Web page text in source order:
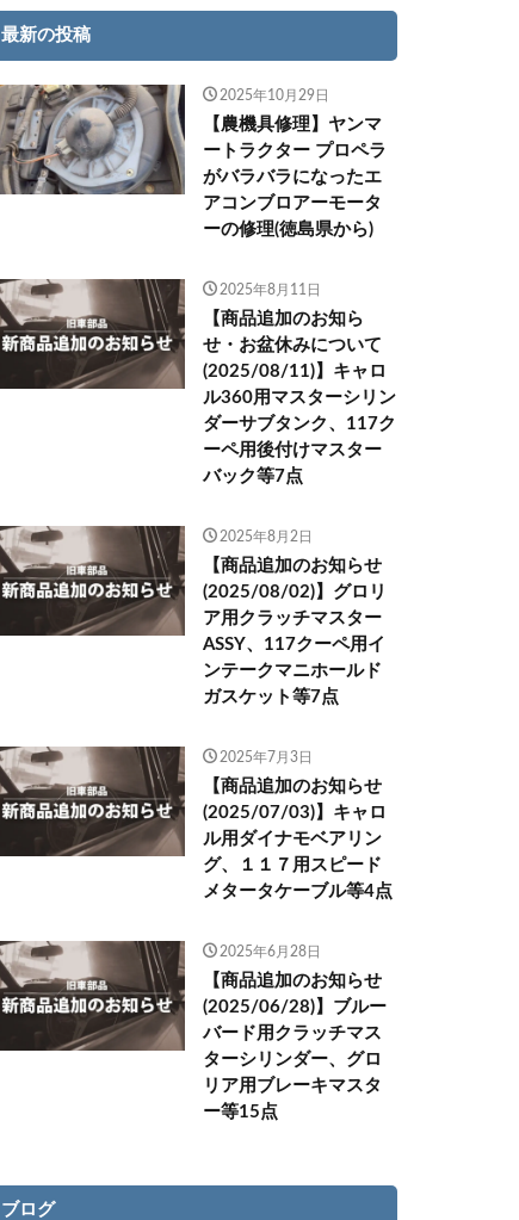
最新の投稿
2025年10月29日
【農機具修理】ヤンマ
ートラクター プロペラ
がバラバラになったエ
アコンブロアーモータ
ーの修理(徳島県から)
2025年8月11日
【商品追加のお知ら
せ・お盆休みについて
(2025/08/11)】キャロ
ル360用マスターシリン
ダーサブタンク、117ク
ーペ用後付けマスター
バック等7点
2025年8月2日
【商品追加のお知らせ
(2025/08/02)】グロリ
ア用クラッチマスター
ASSY、117クーペ用イ
ンテークマニホールド
ガスケット等7点
2025年7月3日
【商品追加のお知らせ
(2025/07/03)】キャロ
ル用ダイナモベアリン
グ、１１７用スピード
メタータケーブル等4点
2025年6月28日
【商品追加のお知らせ
(2025/06/28)】ブルー
バード用クラッチマス
ターシリンダー、グロ
リア用ブレーキマスタ
ー等15点
ブログ